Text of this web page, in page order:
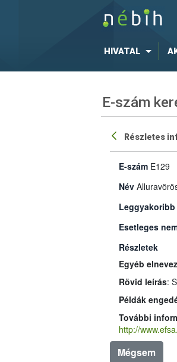
HIVATAL
E-szám
Részletes
E-szám E129
Név
Esetleges
Részletek
Egyéb
Rövid leírás:
Példák
További
http://
Mégsem